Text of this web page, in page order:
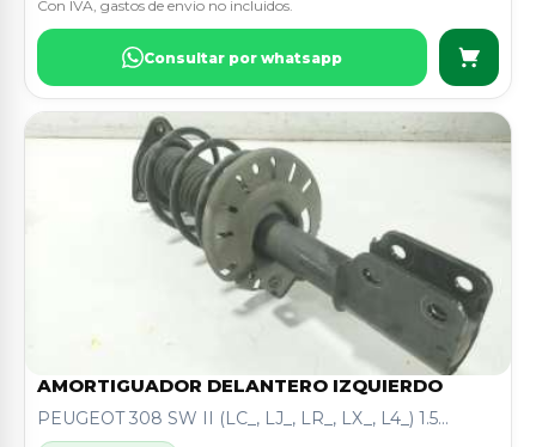
Con IVA, gastos de envio no incluidos.
Consultar por whatsapp
AMORTIGUADOR DELANTERO IZQUIERDO
PEUGEOT 308 SW II (LC_, LJ_, LR_, LX_, L4_) 1.5...